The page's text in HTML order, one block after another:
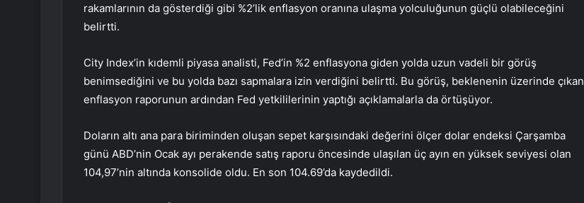
rakamlarının da gösterdiği gibi %2’lik enflasyon oranına ulaşma yolculuğunun güçlü olabileceğini
belirtti.
City Index’in kıdemli piyasa analisti, Fed’in %2 enflasyona giden yolda uzun vadeli bir görüş
benimsediğini ve bu yolda bazı sapmalara izin verdiğini belirtti. Bu görüş, beklenenin üzerinde çıkan
enflasyon raporunun ardından Fed yetkililerinin yaptığı açıklamalarla da örtüşüyor.
Doların altı ana para biriminden oluşan sepet karşısındaki değerini ölçer dolar endeksi Çarşamba
günü ABD’nin Ocak ayı perakende satış raporu öncesinde ulaşılan üç ayın en yüksek seviyesi olan
104,97’nin altında konsolide oldu. En son 104.69’da kaydedildi.